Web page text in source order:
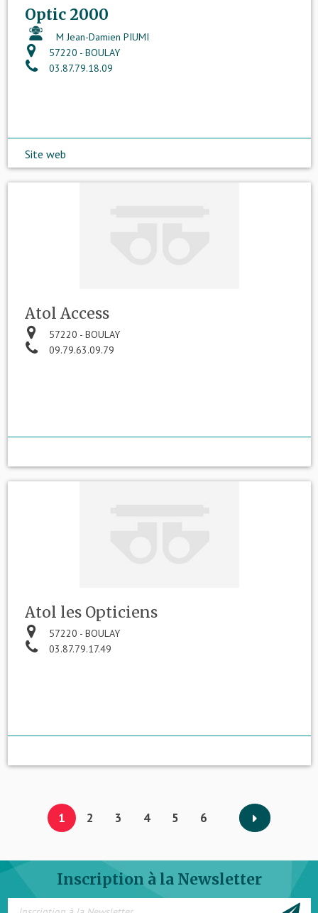
Optic 2000
M Jean-Damien PIUMI
57220 - BOULAY
03.87.79.18.09
Site web
Atol Access
57220 - BOULAY
09.79.63.09.79
Atol les Opticiens
57220 - BOULAY
03.87.79.17.49
1 2 3 4 5 6
Inscription à la Newsletter